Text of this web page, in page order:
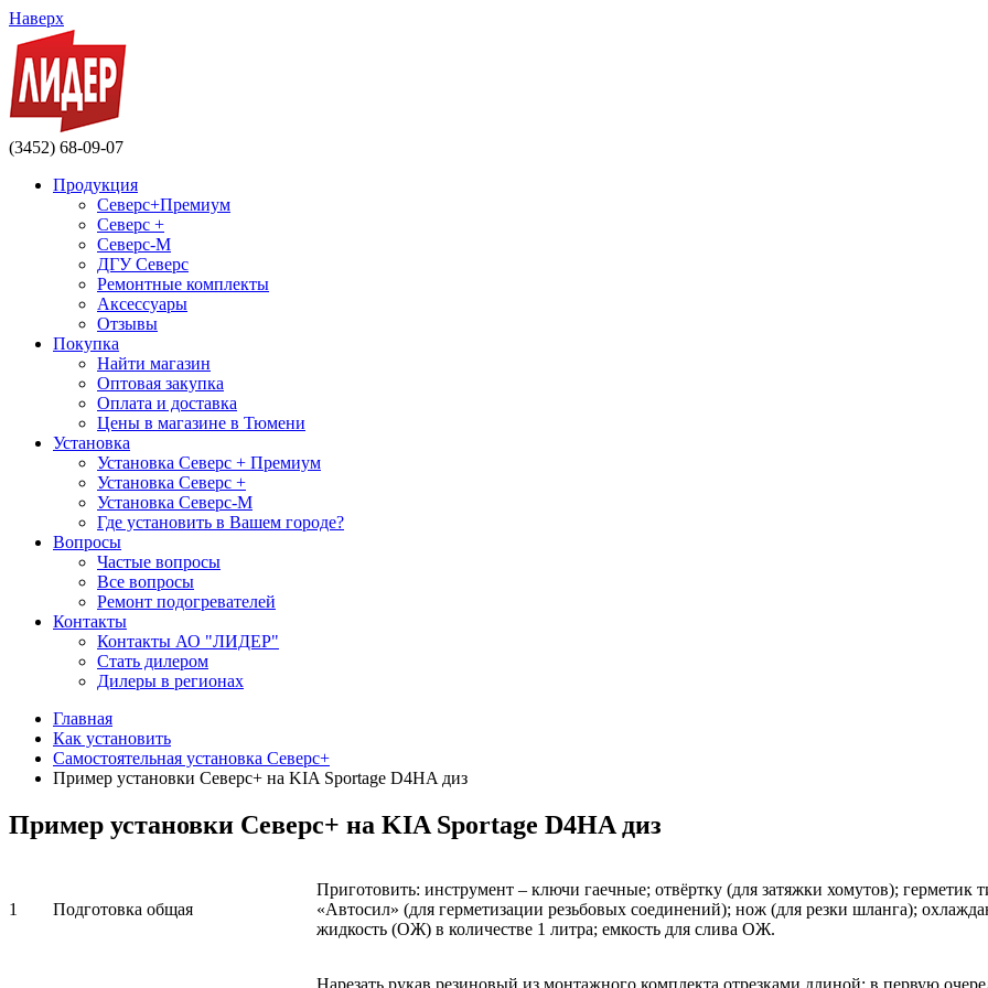
Наверх
(3452) 68-09-07
Продукция
Северс+Премиум
Северс +
Северс-М
ДГУ Северс
Ремонтные комплекты
Аксессуары
Отзывы
Покупка
Найти магазин
Оптовая закупка
Оплата и доставка
Цены в магазине в Тюмени
Установка
Установка Северс + Премиум
Установка Северс +
Установка Северс-М
Где установить в Вашем городе?
Вопросы
Частые вопросы
Все вопросы
Ремонт подогревателей
Контакты
Контакты АО "ЛИДЕР"
Стать дилером
Дилеры в регионах
Главная
Как установить
Самостоятельная установка Северс+
Пример установки Северс+ на KIA Sportage D4HA диз
Пример установки Северс+ на KIA Sportage D4HA диз
1 Подготовка общая
Приготовить: инструмент – ключи гаечные; отвёртку (для затяжки хомутов); герметик
«Автосил» (для герметизации резьбовых соединений); нож (для резки шланга);
жидкость (ОЖ) в количестве 1 литра; емкость для слива ОЖ.
Нарезать рукав резиновый из монтажного комплекта отрезками длиной: в первую